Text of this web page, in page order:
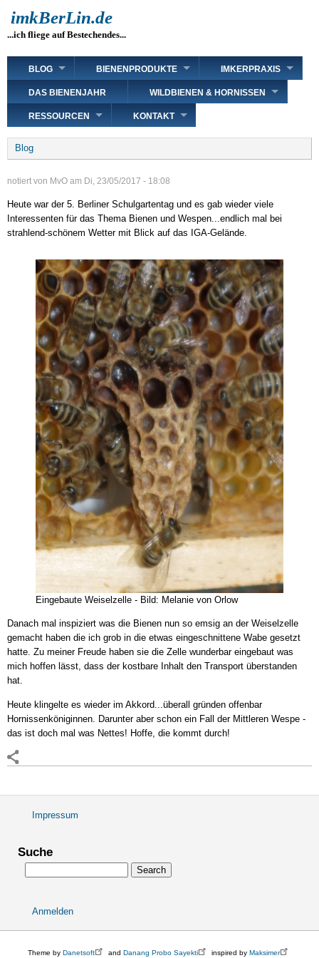
zum
Inhalt
imkBerLin.de
...ich fliege auf Bestechendes...
Main
navigation
BLOG BIENENPRODUKTE IMKERPRAXIS
DAS BIENENJAHR WILDBIENEN & HORNISSEN
RESSOURCEN KONTAKT
Breadcrumb
Blog
notiert von MvO am Di, 23/05/2017 - 18:08
Heute war der 5. Berliner Schulgartentag und es gab wieder viele
Interessenten für das Thema Bienen und Wespen...endlich mal bei
strahlend-schönem Wetter mit Blick auf das IGA-Gelände.
Eingebaute Weiselzelle - Bild: Melanie von Orlow
Danach mal inspiziert was die Bienen nun so emsig an der Weiselzelle
gemacht haben die ich grob in die etwas eingeschnittene Wabe gesetzt
hatte. Zu meiner Freude haben sie die Zelle wunderbar eingebaut was
mich hoffen lässt, dass der kostbare Inhalt den Transport überstanden
hat.
Heute klingelte es wieder im Akkord...überall gründen offenbar
Hornissenköniginnen. Darunter aber schon ein Fall der Mittleren Wespe -
das ist doch mal was Nettes! Hoffe, die kommt durch!
Fußbereichsmenü
Impressum
Suche
account
menu
Anmelden
Theme by Danetsoft and Danang Probo Sayekti inspired by Maksimer